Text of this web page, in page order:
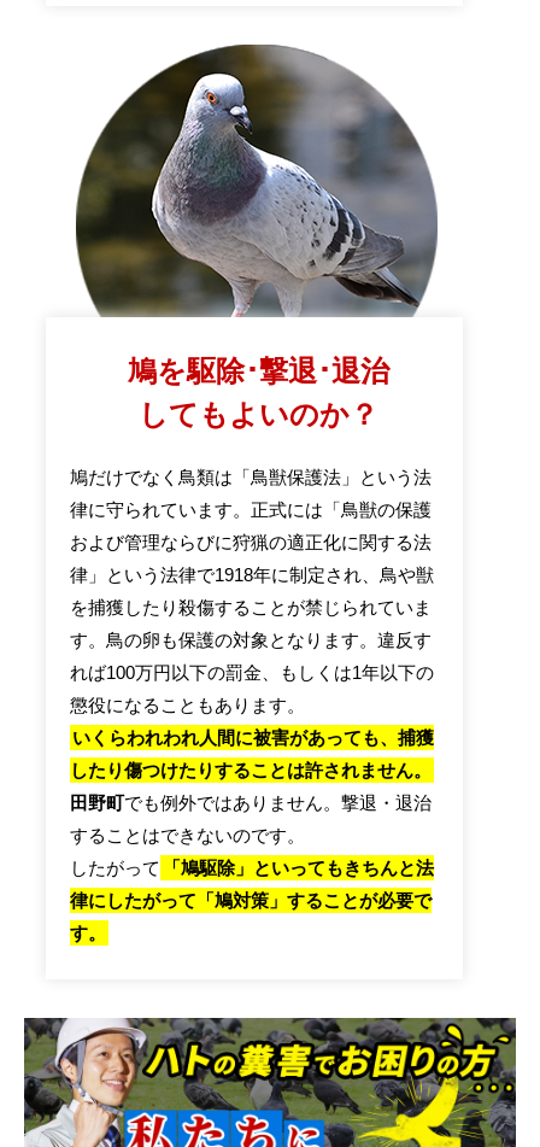
鳩を駆除･撃退･退治
してもよいのか？
鳩だけでなく鳥類は「鳥獣保護法」という法
律に守られています。正式には「鳥獣の保護
および管理ならびに狩猟の適正化に関する法
律」という法律で1918年に制定され、鳥や獣
を捕獲したり殺傷することが禁じられていま
す。鳥の卵も保護の対象となります。違反す
れば100万円以下の罰金、もしくは1年以下の
懲役になることもあります。
いくらわれわれ人間に被害があっても、捕獲
したり傷つけたりすることは許されません。
田野町でも例外ではありません。撃退・退治
することはできないのです。
したがって
「鳩駆除」といってもきちんと法
律にしたがって「鳩対策」することが必要で
す。